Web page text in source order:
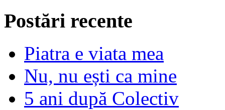
Postări recente
Piatra e viata mea
Nu, nu ești ca mine
5 ani după Colectiv